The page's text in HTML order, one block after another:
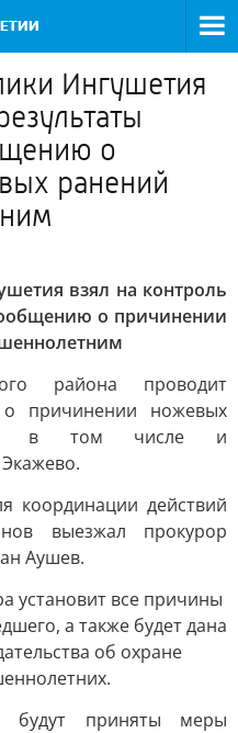
Ингушетия
о
ранений
взял на контроль
о причинении
района проводит
причинении ножевых
в том числе и
координации действий
выезжал прокурор
Аушев.
установит все причины
а также будет дана
об охране
будут приняты меры